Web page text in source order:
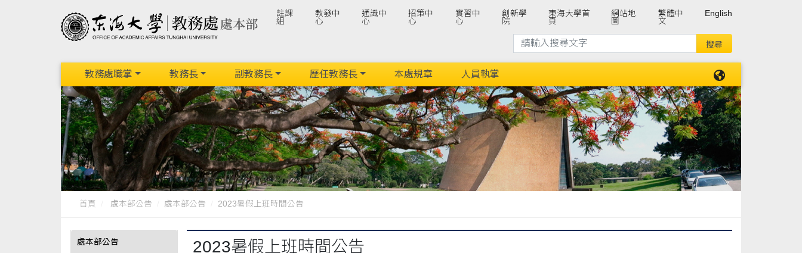
註課
組
教發中
心
通識中
心
招策中
心
實習中
心
創新學
院
東海大學首
頁
網站地
圖
繁體中
文
English
教務處職掌 教務長 副教務長 歷任教務長 本處規章 人員執掌
首頁 處本部公告 處本部公告 2023暑假上班時間公告
處本部公告 2023暑假上班時間公告